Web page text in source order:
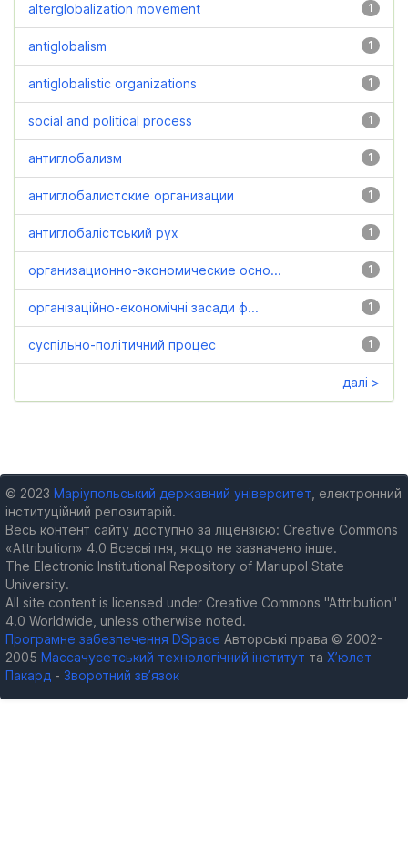
1
alterglobalization movement
1
antiglobalism
1
antiglobalistic organizations
1
social and political process
1
антиглобализм
1
антиглобалистские организации
1
антиглобалістський рух
1
организационно-экономические осно...
1
організаційно-економічні засади ф...
1
суспільно-політичний процес
далі >
© 2023 Маріупольський державний університет , електронний
інституційний репозитарій.
Весь контент сайту доступно за ліцензією: Creative Commons
«Attribution» 4.0 Всесвітня, якщо не зазначено інше.
The Electronic Institutional Repository of Mariupol State
University.
All site content is licensed under Creative Commons "Attribution"
4.0 Worldwide, unless otherwise noted.
Програмне забезпечення DSpace Авторські права © 2002-
2005 Массачусетський технологічний інститут та Х’юлет
Пакард - Зворотний зв’язок